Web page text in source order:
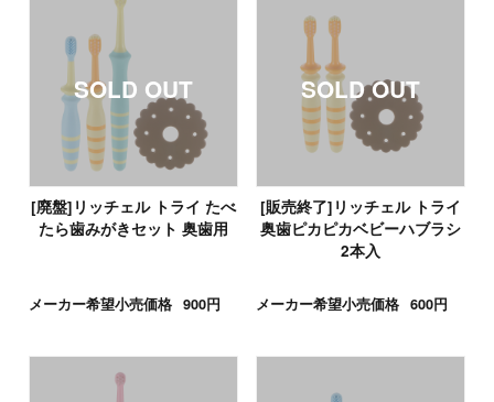
[廃盤]リッチェル トライ たべ
たら歯みがきセット 奥歯用
メーカー希望小売価格 900円
[販売終了]リッチェル トライ
奥歯ピカピカベビーハブラシ
2本入
メーカー希望小売価格 600円